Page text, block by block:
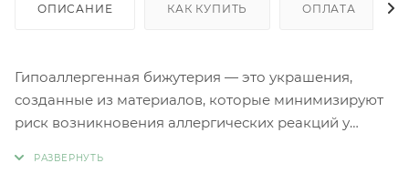
ОПИСАНИЕ КАК КУПИТЬ ОПЛАТА
Гипоаллергенная бижутерия — это украшения,
созданные из материалов, которые минимизируют
риск возникновения аллергических реакций у